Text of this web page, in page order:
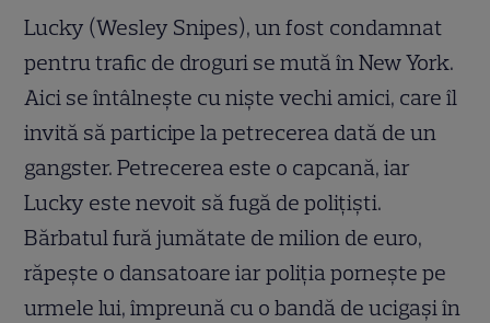
Lucky (Wesley Snipes), un fost condamnat
pentru trafic de droguri se mută în New York.
Aici se întâlneşte cu nişte vechi amici, care îl
invită să participe la petrecerea dată de un
gangster. Petrecerea este o capcană, iar
Lucky este nevoit să fugă de poliţişti.
Bărbatul fură jumătate de milion de euro,
răpeşte o dansatoare iar poliţia porneşte pe
urmele lui, împreună cu o bandă de ucigaşi în